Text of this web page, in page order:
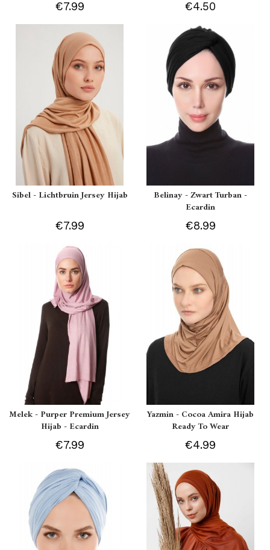
€7.99 €4.50
Sibel - Lichtbruin Jersey Hijab
€7.99
Belinay - Zwart Turban -
Ecardin
€8.99
Melek - Purper Premium Jersey
Hijab - Ecardin
€7.99
Yazmin - Cocoa Amira Hijab
Ready To Wear
€4.99